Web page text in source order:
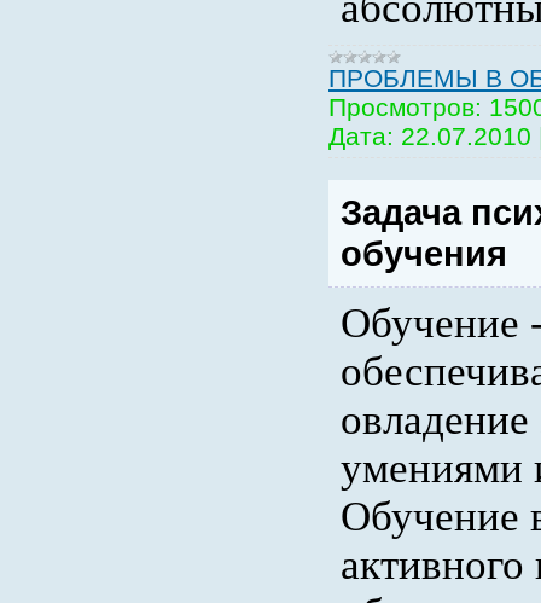
ПРОБЛЕМЫ В
Просмотров:
Дата: 22.07.2010
Задача
обучения
Обучение
умениями
Обучение
активного